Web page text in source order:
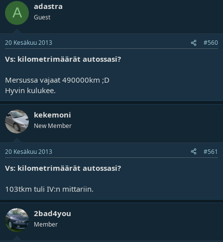
A adastra
Guest
20 Kesäkuu 2013 #560
Vs: kilometrimäärät autossasi?
Mersussa vajaat 490000km ;D
Hyvin kulukee.
kekemoni
New Member
20 Kesäkuu 2013 #561
Vs: kilometrimäärät autossasi?
103tkm tuli IV:n mittariin.
2bad4you
Member